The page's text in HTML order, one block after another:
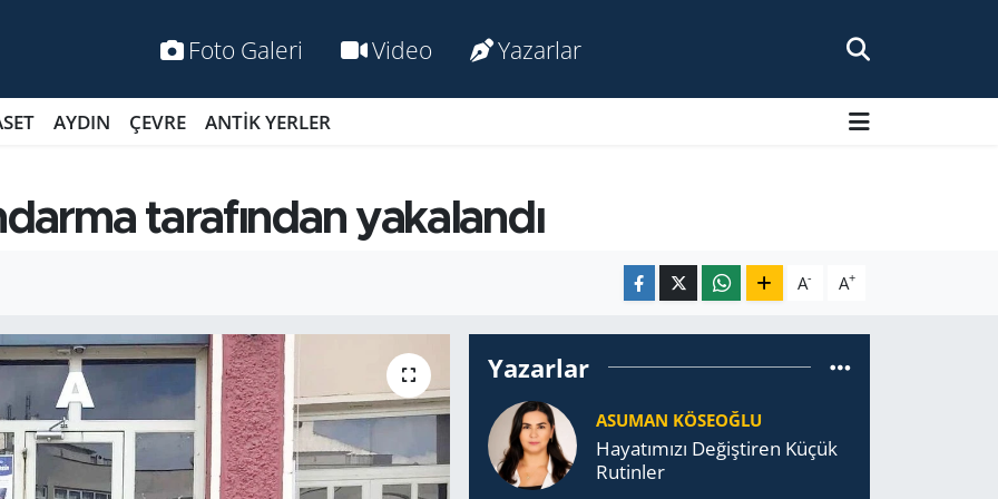
Foto Galeri Video Yazarlar
AYDIN ÇEVRE ANTİK YERLER
tarafından yakalandı
A- A+
Yazarlar
ASUMAN KÖSEOĞLU
Ha­ya­tı­mı­zı De­ğiş­ti­ren Küçük
Ru­tin­ler